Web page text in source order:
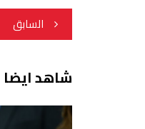
تصفّح
السابق
شاهد ايضا